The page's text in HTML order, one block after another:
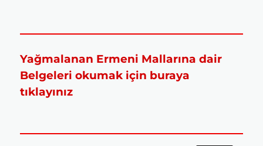
Yağmalanan Ermeni Mallarına dair
Belgeleri okumak için buraya
tıklayınız